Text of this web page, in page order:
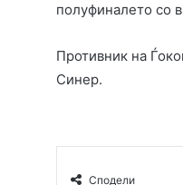
полуфиналето со
Противник на
Синер.
Сподели